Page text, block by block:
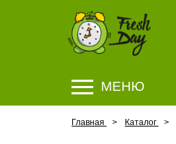
МЕНЮ
Главная Каталог